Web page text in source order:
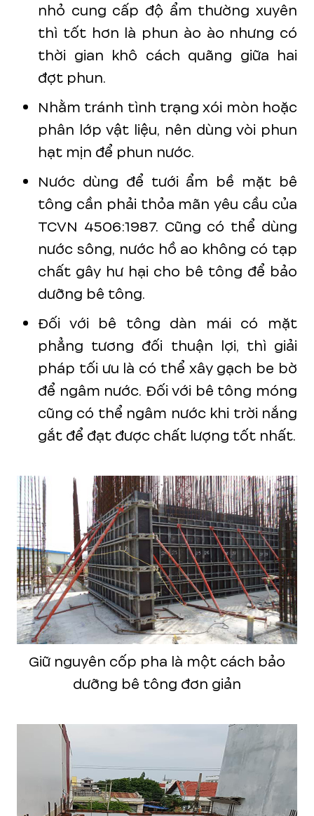
nhỏ cung cấp độ ẩm thường xuyên
thì tốt hơn là phun ào ào nhưng có
thời gian khô cách quãng giữa hai
đợt phun.
Nhằm tránh tình trạng xói mòn hoặc
phân lớp vật liệu, nên dùng vòi phun
hạt mịn để phun nước.
Nước dùng để tưới ẩm bề mặt bê
tông cần phải thỏa mãn yêu cầu của
TCVN 4506:1987. Cũng có thể dùng
nước sông, nước hồ ao không có tạp
chất gây hư hại cho bê tông để bảo
dưỡng bê tông.
Đối với bê tông dàn mái có mặt
phẳng tương đối thuận lợi, thì giải
pháp tối ưu là có thể xây gạch be bờ
để ngâm nước. Đối với bê tông móng
cũng có thể ngâm nước khi trời nắng
gắt để đạt được chất lượng tốt nhất.
Giữ nguyên cốp pha là một cách bảo
dưỡng bê tông đơn giản